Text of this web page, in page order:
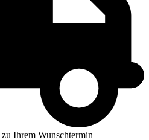
zu Ihrem Wunschtermin